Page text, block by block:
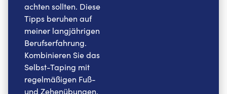
achten sollten. Diese
Tipps beruhen auf
meiner langjährigen
Berufserfahrung.
Kombinieren Sie das
Selbst-Taping mit
regelmäßigen Fuß-
und Zehenübungen,